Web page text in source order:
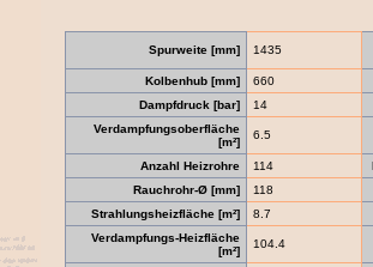
Spurweite [mm] 1435
Kolbenhub [mm]
660
Dampfdruck [bar]
14
Verdampfungsoberfläche
[m²]
6.5
Anzahl Heizrohre 114
Rauchrohr-Ø [mm]
118
Strahlungsheizfläche [m²]
8.7
Verdampfungs-Heizfläche
[m²]
104.4